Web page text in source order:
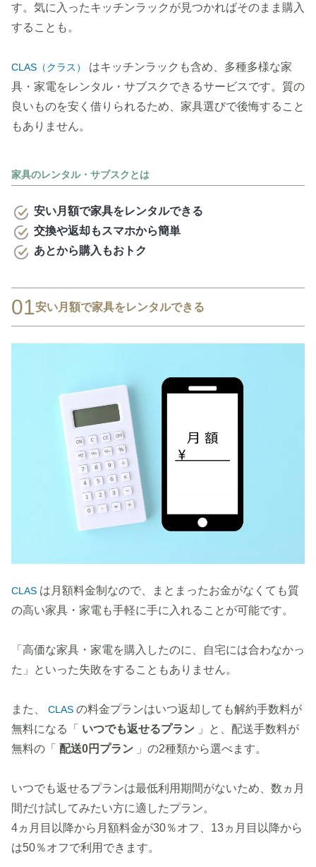
す。気に入ったキッチンラックが見つかればそのまま購入
することも。
CLAS（クラス）
はキッチンラックも含め、多種多様な家
具・家電をレンタル・サブスクできるサービスです。質の
良いものを安く借りられるため、家具選びで後悔すること
もありません。
家具のレンタル・サブスクとは
安い月額で家具をレンタルできる
交換や返却もスマホから簡単
あとから購入もおトク
01安い月額で家具をレンタルできる
CLAS は月額料金制なので、まとまったお金がなくても質
の高い家具・家電も手軽に手に入れることが可能です。
「高価な家具・家電を購入したのに、自宅には合わなかっ
た」といった失敗をすることもありません。
また、 CLAS の料金プランはいつ返却しても解約手数料が
無料になる「 いつでも返せるプラン 」と、配送手数料が
無料の「 配送0円プラン 」の2種類から選べます。
いつでも返せるプランは最低利用期間がないため、数ヵ月
間だけ試してみたい方に適したプラン。
4ヵ月目以降から月額料金が30％オフ、13ヵ月目以降から
は50％オフで利用できます。